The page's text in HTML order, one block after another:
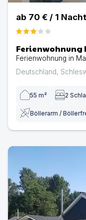
ab 70 € / 1 Nacht
Ferienwohnung
Ferienwohnung in
Deutschland,
55 m² 2
Böllerarm /
Strandhaus Nr. 7 -